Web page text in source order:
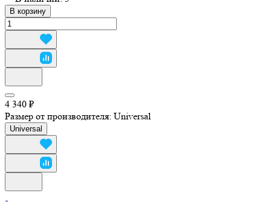
В корзину
4 340 ₽
Размер от производителя: Universal
Universal